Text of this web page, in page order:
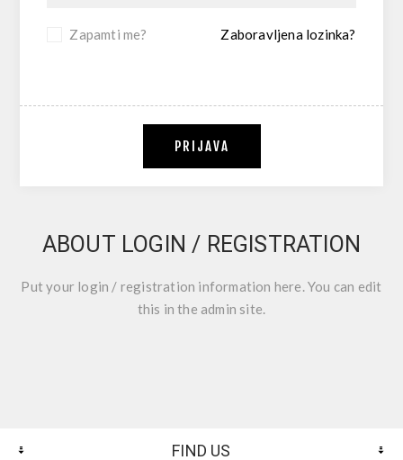
Zapamti me? Zaboravljena lozinka?
PRIJAVA
ABOUT LOGIN / REGISTRATION
Put your login / registration information here. You can edit
this in the admin site.
FIND US